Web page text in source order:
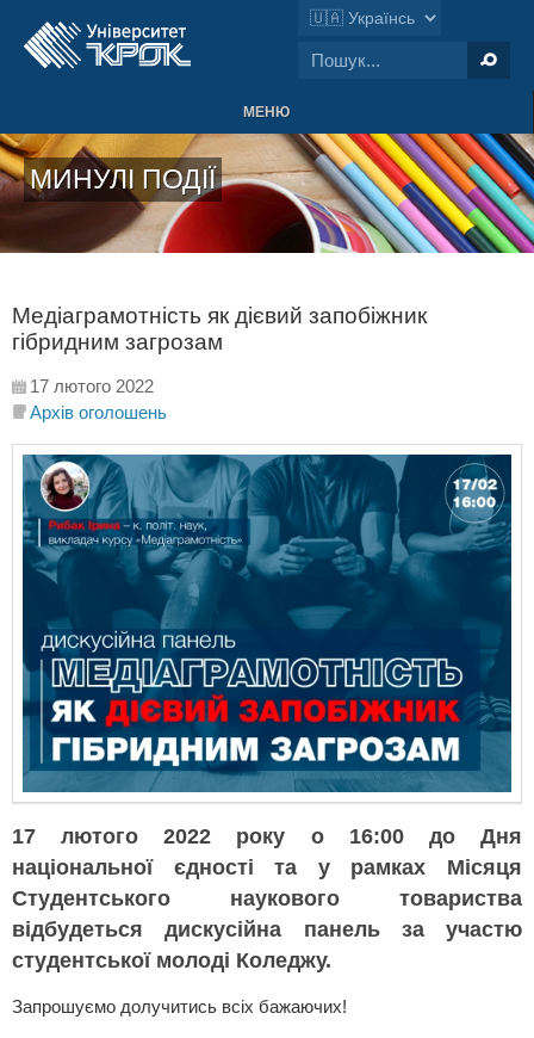
МЕНЮ
МИНУЛІ ПОДІЇ
Медіаграмотність як дієвий запобіжник
гібридним загрозам
17 лютого 2022
Архів оголошень
17 лютого 2022 року о 16:00 до Дня
національної єдності та у рамках Місяця
Студентського наукового товариства
відбудеться дискусійна панель за участю
студентської молоді Коледжу.
Запрошуємо долучитись всіх бажаючих!